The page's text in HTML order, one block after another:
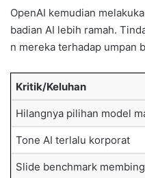
OpenAI kemudian
badian AI lebih ramah.
n mereka terhadap umpan
Kritik/Keluhan
Hilangnya pilihan model
Tone AI terlalu korporat
Slide benchmark